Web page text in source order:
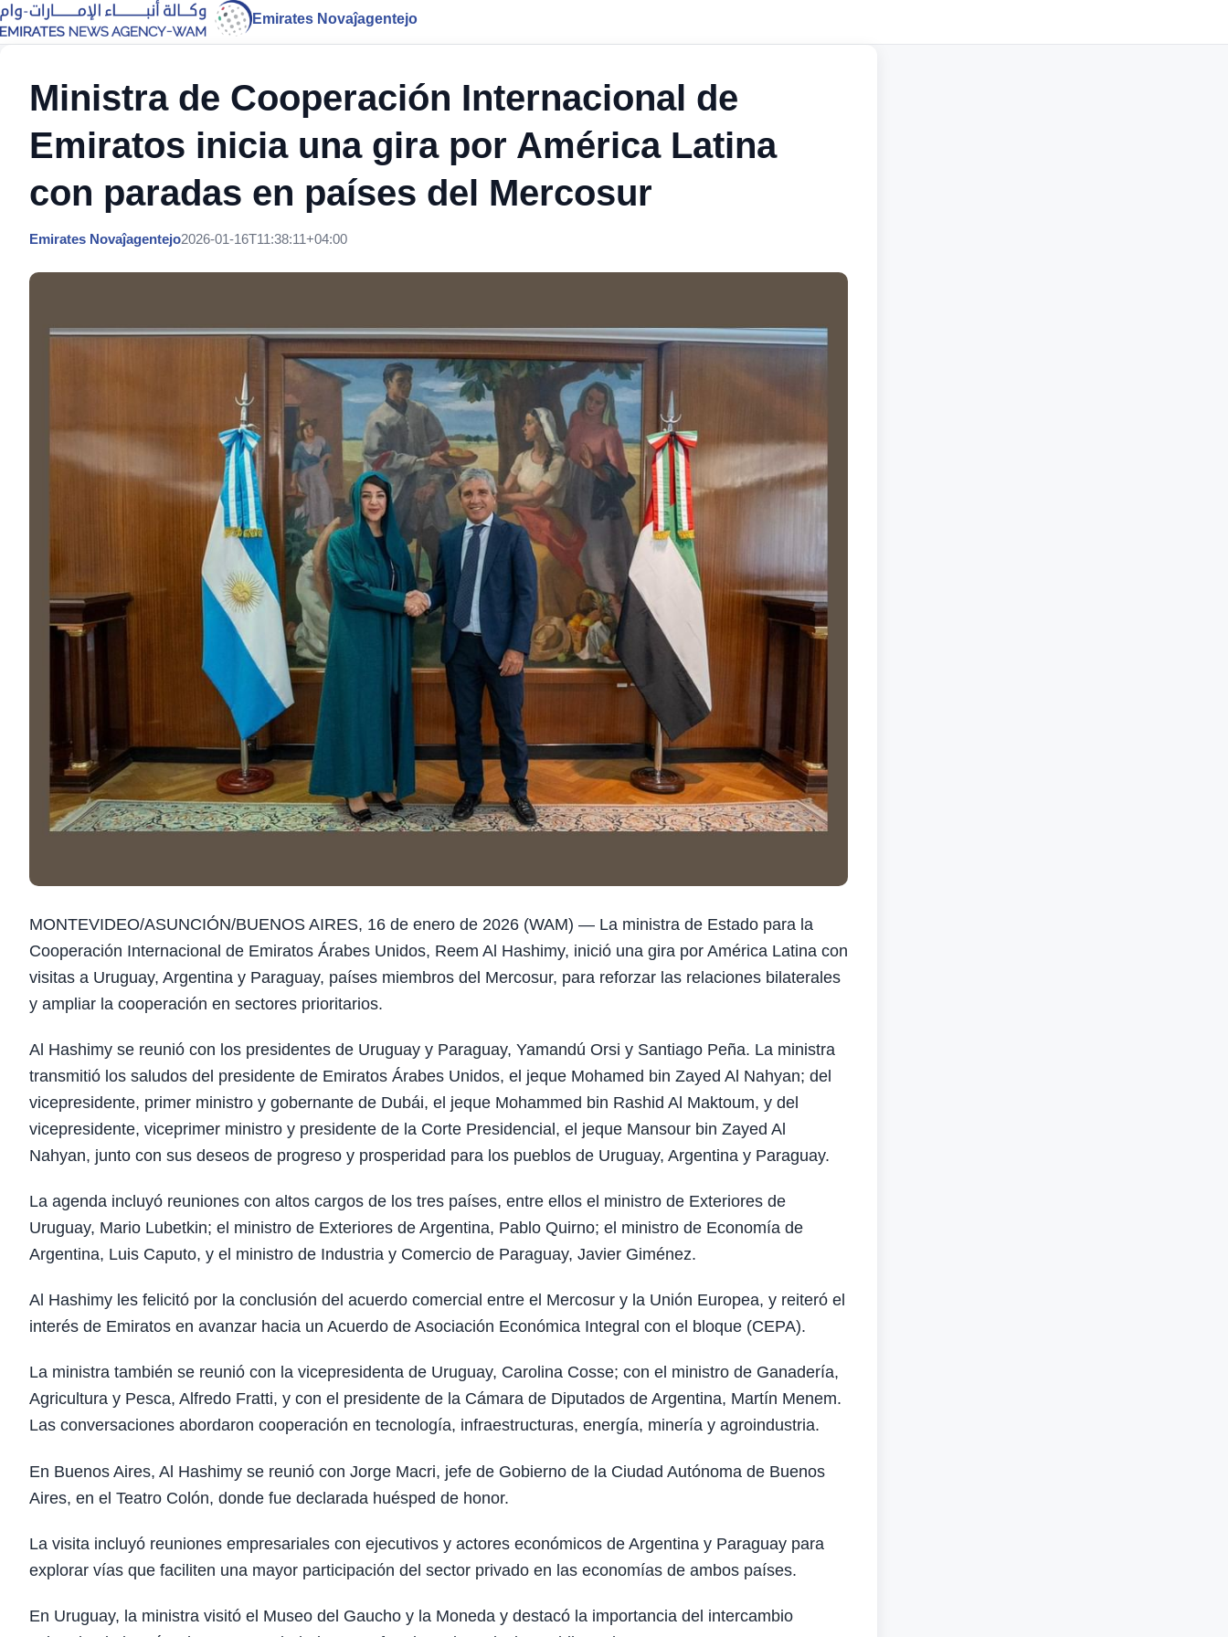
Emirates Novaĵagentejo
Ministra de Cooperación Internacional de
Emiratos inicia una gira por América Latina
con paradas en países del Mercosur
Emirates Novaĵagentejo2026-01-16T11:38:11+04:00
MONTEVIDEO/ASUNCIÓN/BUENOS AIRES, 16 de enero de 2026 (WAM) — La ministra de Estado para la
Cooperación Internacional de Emiratos Árabes Unidos, Reem Al Hashimy, inició una gira por América Latina con
visitas a Uruguay, Argentina y Paraguay, países miembros del Mercosur, para reforzar las relaciones bilaterales
y ampliar la cooperación en sectores prioritarios.
Al Hashimy se reunió con los presidentes de Uruguay y Paraguay, Yamandú Orsi y Santiago Peña. La ministra
transmitió los saludos del presidente de Emiratos Árabes Unidos, el jeque Mohamed bin Zayed Al Nahyan; del
vicepresidente, primer ministro y gobernante de Dubái, el jeque Mohammed bin Rashid Al Maktoum, y del
vicepresidente, viceprimer ministro y presidente de la Corte Presidencial, el jeque Mansour bin Zayed Al
Nahyan, junto con sus deseos de progreso y prosperidad para los pueblos de Uruguay, Argentina y Paraguay.
La agenda incluyó reuniones con altos cargos de los tres países, entre ellos el ministro de Exteriores de
Uruguay, Mario Lubetkin; el ministro de Exteriores de Argentina, Pablo Quirno; el ministro de Economía de
Argentina, Luis Caputo, y el ministro de Industria y Comercio de Paraguay, Javier Giménez.
Al Hashimy les felicitó por la conclusión del acuerdo comercial entre el Mercosur y la Unión Europea, y reiteró el
interés de Emiratos en avanzar hacia un Acuerdo de Asociación Económica Integral con el bloque (CEPA).
La ministra también se reunió con la vicepresidenta de Uruguay, Carolina Cosse; con el ministro de Ganadería,
Agricultura y Pesca, Alfredo Fratti, y con el presidente de la Cámara de Diputados de Argentina, Martín Menem.
Las conversaciones abordaron cooperación en tecnología, infraestructuras, energía, minería y agroindustria.
En Buenos Aires, Al Hashimy se reunió con Jorge Macri, jefe de Gobierno de la Ciudad Autónoma de Buenos
Aires, en el Teatro Colón, donde fue declarada huésped de honor.
La visita incluyó reuniones empresariales con ejecutivos y actores económicos de Argentina y Paraguay para
explorar vías que faciliten una mayor participación del sector privado en las economías de ambos países.
En Uruguay, la ministra visitó el Museo del Gaucho y la Moneda y destacó la importancia del intercambio